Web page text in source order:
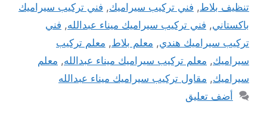
تنظيف بلاط, فني تركيب سيراميك, فني تركيب سيراميك
باكستاني, فني تركيب سيراميك ميناء عبدالله, فني
تركيب سيراميك هندي, معلم بلاط, معلم تركيب
سيراميك, معلم تركيب سيراميك ميناء عبدالله, معلم
سيراميك, مقاول تركيب سيراميك ميناء عبدالله
أضف تعليق